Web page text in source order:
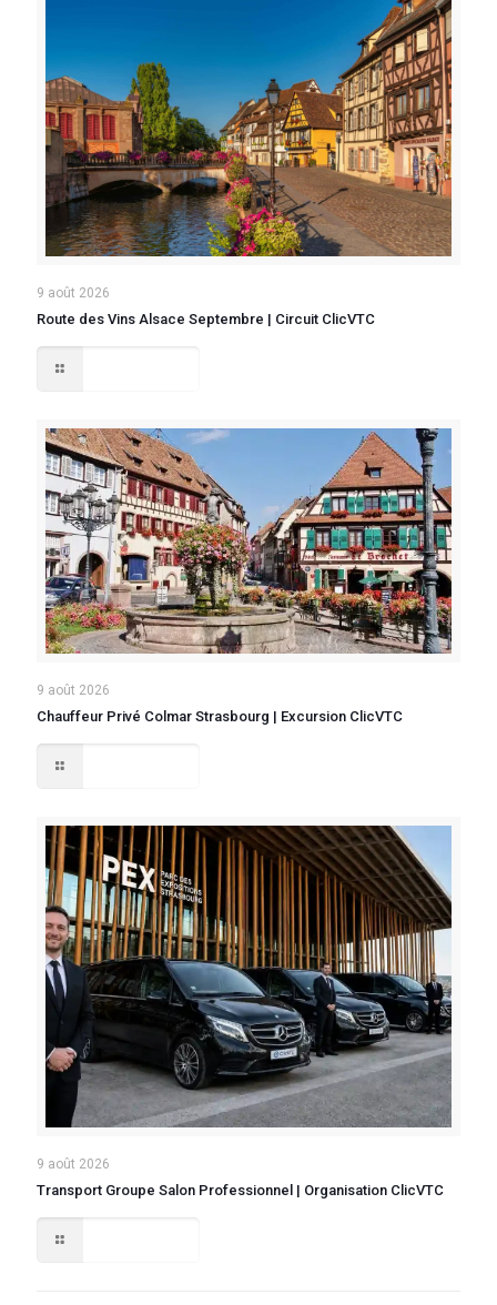
9 août 2026
Route des Vins Alsace Septembre | Circuit ClicVTC
9 août 2026
Chauffeur Privé Colmar Strasbourg | Excursion ClicVTC
9 août 2026
Transport Groupe Salon Professionnel | Organisation ClicVTC